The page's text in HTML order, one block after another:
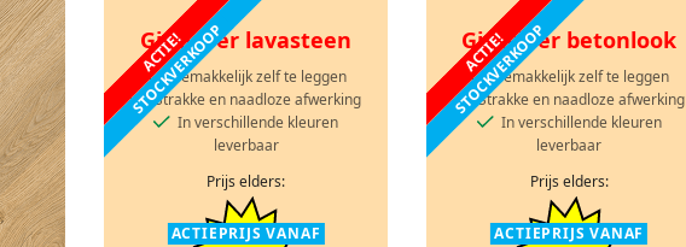
ACTIE!
STOCKVERKOOP
Gietvloer lavasteen
Gemakkelijk zelf te leggen
Strakke en naadloze afwerking
In verschillende kleuren
leverbaar
Prijs elders:
ACTIEPRIJS VANAF
ACTIE!
STOCKVERKOOP
Gietvloer betonlook
Gemakkelijk zelf te leggen
Strakke en naadloze afwerking
In verschillende kleuren
leverbaar
Prijs elders:
ACTIEPRIJS VANAF